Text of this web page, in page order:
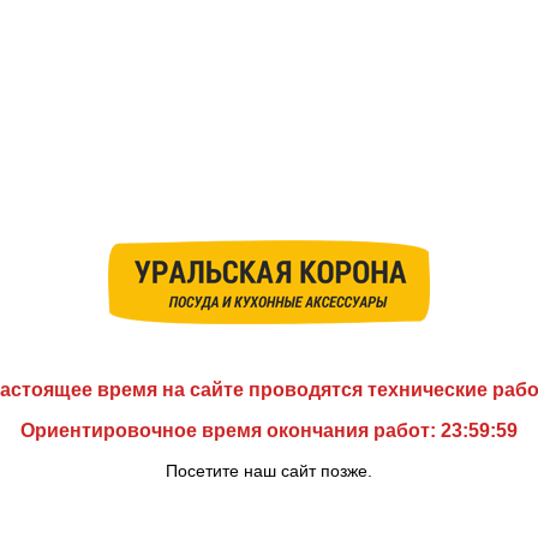
время на сайте проводятся технические
Ориентировочное время окончания работ: 23:59:59
Посетите наш сайт позже.